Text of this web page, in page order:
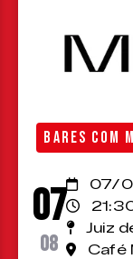
BARES COM
07
08
07/
Juiz
Café